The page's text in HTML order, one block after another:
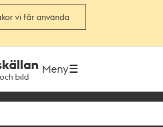
vi får använda
bild
Meny